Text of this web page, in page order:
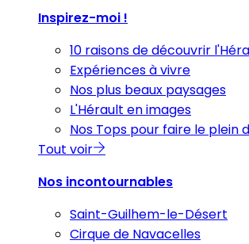
Inspirez-moi !
10 raisons de découvrir
Expériences à vivre
Nos plus beaux paysages
L'Hérault en images
Nos Tops pour faire le plein
Tout voir
Nos incontournables
Saint-Guilhem-le-Désert
Cirque de Navacelles